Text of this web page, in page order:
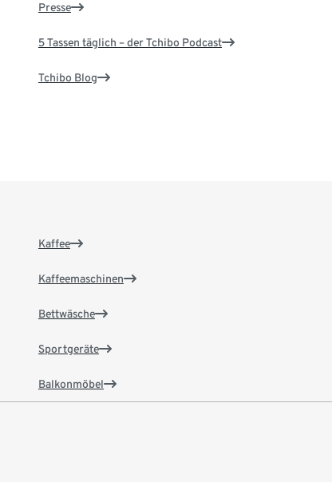
Presse
5 Tassen täglich – der Tchibo Podcast
Tchibo Blog
Kaffee
Kaffeemaschinen
Bettwäsche
Sportgeräte
Balkonmöbel